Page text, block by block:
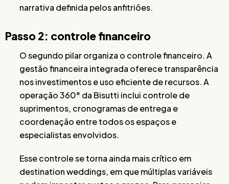
narrativa definida pelos anfitriões.
Passo 2: controle financeiro
O segundo pilar organiza o controle financeiro. A
gestão financeira integrada oferece transparência
nos investimentos e uso eficiente de recursos. A
operação 360° da Bisutti inclui controle de
suprimentos, cronogramas de entrega e
coordenação entre todos os espaços e
especialistas envolvidos.
Esse controle se torna ainda mais crítico em
destination weddings, em que múltiplas variáveis